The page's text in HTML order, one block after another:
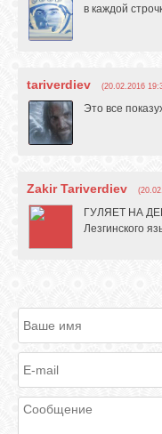
в каждой
tariverdiev (20.02.2016
Это все
Zakir Tariverdiev
ГУЛЯЕТ НА
Лезгинского